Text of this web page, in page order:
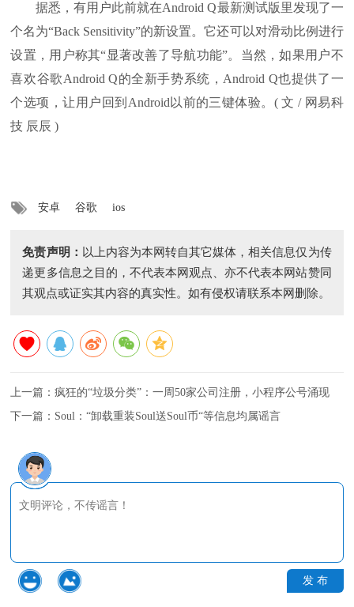
据悉，有用户此前就在Android Q最新测试版里发现了一
个名为“Back Sensitivity”的新设置。它还可以对滑动比例进行
设置，用户称其“显著改善了导航功能”。当然，如果用户不
喜欢谷歌Android Q的全新手势系统，Android Q也提供了一
个选项，让用户回到Android以前的三键体验。( 文 / 网易科
技 辰辰 )
安卓 谷歌 ios
免责声明： 以上内容为本网转自其它媒体，相关信息仅为传
递更多信息之目的，不代表本网观点、亦不代表本网站赞同
其观点或证实其内容的真实性。如有侵权请联系本网删除。
上一篇：疯狂的“垃圾分类”：一周50家公司注册，小程序公号涌现
下一篇： Soul：“卸载重装Soul送Soul币“等信息均属谣言
发 布